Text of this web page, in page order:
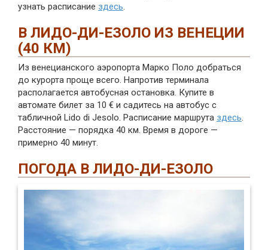
узнать расписание здесь.
В ЛИДО-ДИ-ЕЗОЛО ИЗ ВЕНЕЦИИ
(40 КМ)
Из венецианского аэропорта Марко Поло добраться
до курорта проще всего. Напротив терминала
располагается автобусная остановка. Купите в
автомате билет за 10 € и садитесь на автобус с
табличной Lido di Jesolo. Расписание маршрута здесь.
Расстояние — порядка 40 км. Время в дороге —
примерно 40 минут.
ПОГОДА В ЛИДО-ДИ-ЕЗОЛО